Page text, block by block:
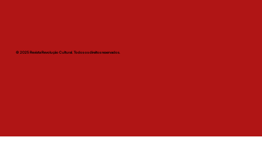
© 2025 Revista Revolução Cultural. Todos os direitos reservados.